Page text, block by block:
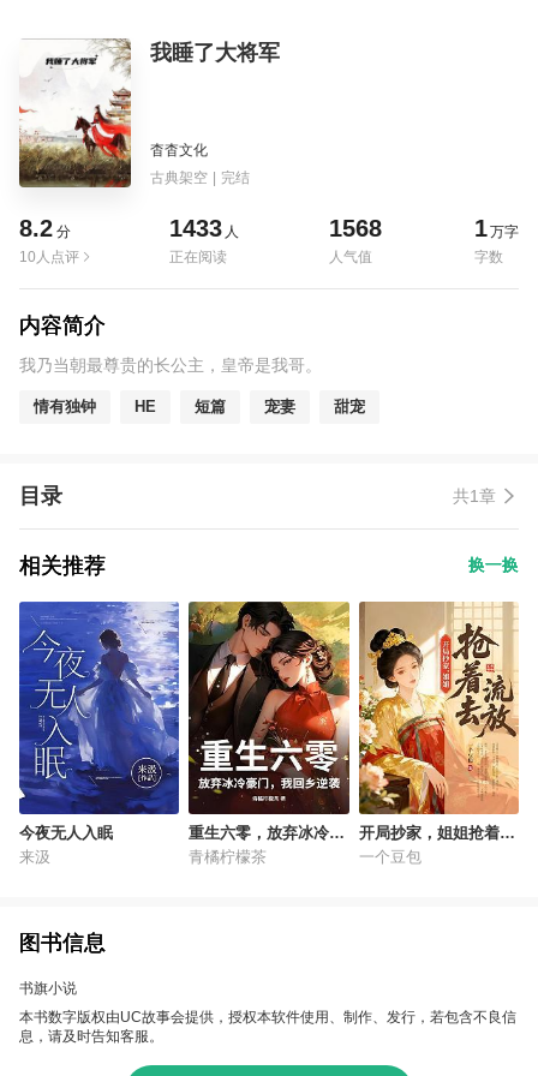
我睡了大将军
杳杳文化
古典架空 | 完结
8.2 分
10人点评
1433 人
正在阅读
1568
人气值
1万字
字数
内容简介
我乃当朝最尊贵的长公主，皇帝是我哥。
情有独钟 HE 短篇 宠妻 甜宠
目录 共1章
相关推荐 换一换
今夜无人入眠
来汲
重生六零，放弃冰冷豪
门，我回乡逆袭
青橘柠檬茶
开局抄家，姐姐抢着去
流放
一个豆包
图书信息
书旗小说
本书数字版权由UC故事会提供，授权本软件使用、制作、发行，若包含不良信
息，请及时告知客服。